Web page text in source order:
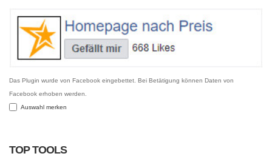
Das Plugin wurde von Facebook eingebettet. Bei Betätigung können Daten von
Facebook erhoben werden.
Auswahl merken
TOP TOOLS